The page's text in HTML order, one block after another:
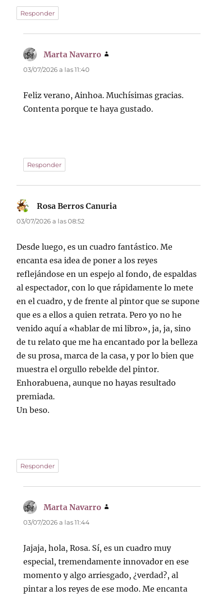
Responder
Marta Navarro
03/07/2026 a las 11:40
Feliz verano, Ainhoa. Muchísimas gracias.
Contenta porque te haya gustado.
Responder
Rosa Berros Canuria
03/07/2026 a las 08:52
Desde luego, es un cuadro fantástico. Me
encanta esa idea de poner a los reyes
reflejándose en un espejo al fondo, de espaldas
al espectador, con lo que rápidamente lo mete
en el cuadro, y de frente al pintor que se supone
que es a ellos a quien retrata. Pero yo no he
venido aquí a «hablar de mi libro», ja, ja, sino
de tu relato que me ha encantado por la belleza
de su prosa, marca de la casa, y por lo bien que
muestra el orgullo rebelde del pintor.
Enhorabuena, aunque no hayas resultado
premiada.
Un beso.
Responder
Marta Navarro
03/07/2026 a las 11:44
Jajaja, hola, Rosa. Sí, es un cuadro muy
especial, tremendamente innovador en ese
momento y algo arriesgado, ¿verdad?, al
pintar a los reyes de ese modo. Me encanta